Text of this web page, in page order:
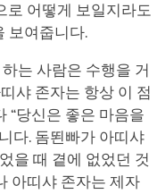
로 어떻게 보일지라도
보여줍니다.
는 사람은 수행을 거
샤 존자는 항상 이 점
“당신은 좋은 마음을
다. 돔뙨빠가 아띠샤
을 때 곁에 없었던 것
아띠샤 존자는 제자